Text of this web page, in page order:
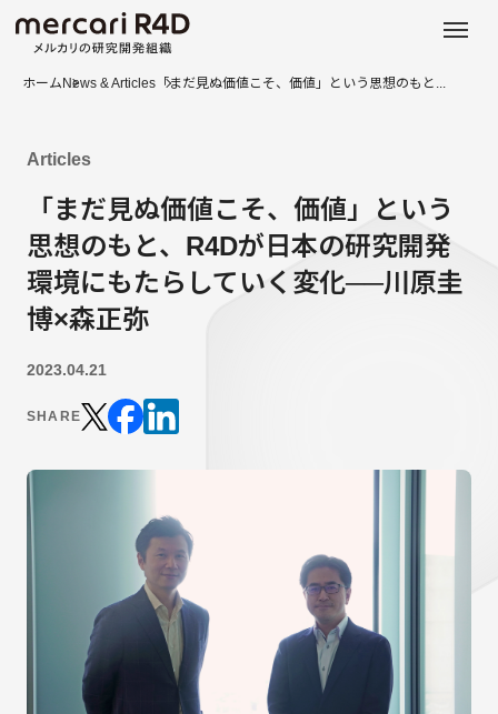
ホーム News & Articles 「まだ見ぬ価値こそ、価値」という思想のもと...
Articles
「まだ見ぬ価値こそ、価値」という
思想のもと、R4Dが日本の研究開発
環境にもたらしていく変化──川原圭
博×森正弥
2023.04.21
SHARE